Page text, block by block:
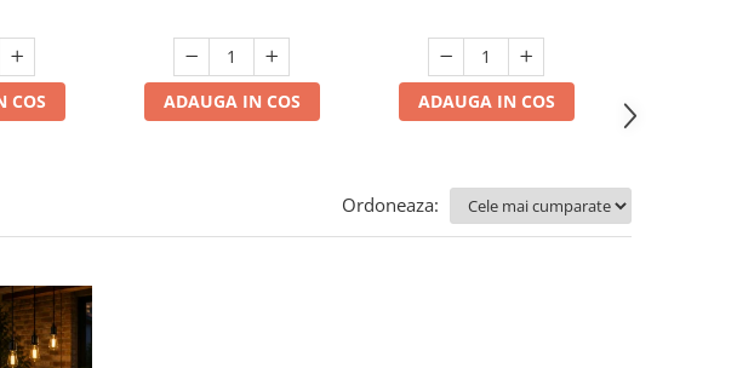
COS ADAUGA IN COS ADAUGA IN COS
Ordoneaza: